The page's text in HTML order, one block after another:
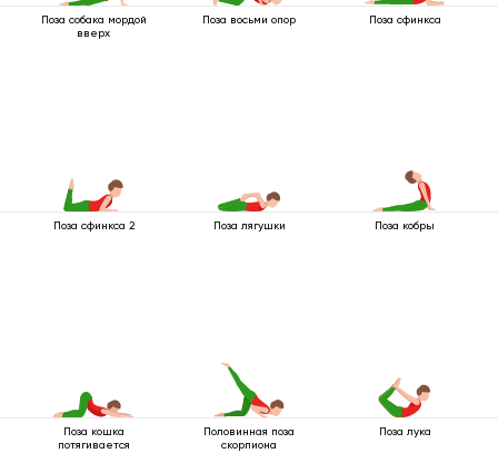
Поза собака мордой
вверх
Поза восьми опор Поза сфинкса
Поза сфинкса 2 Поза лягушки Поза кобры
Поза кошка
потягивается
Половинная поза
скорпиона
Поза лука